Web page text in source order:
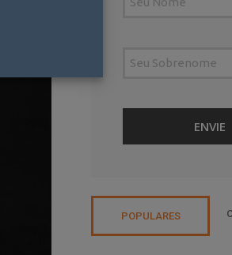
POPULARES